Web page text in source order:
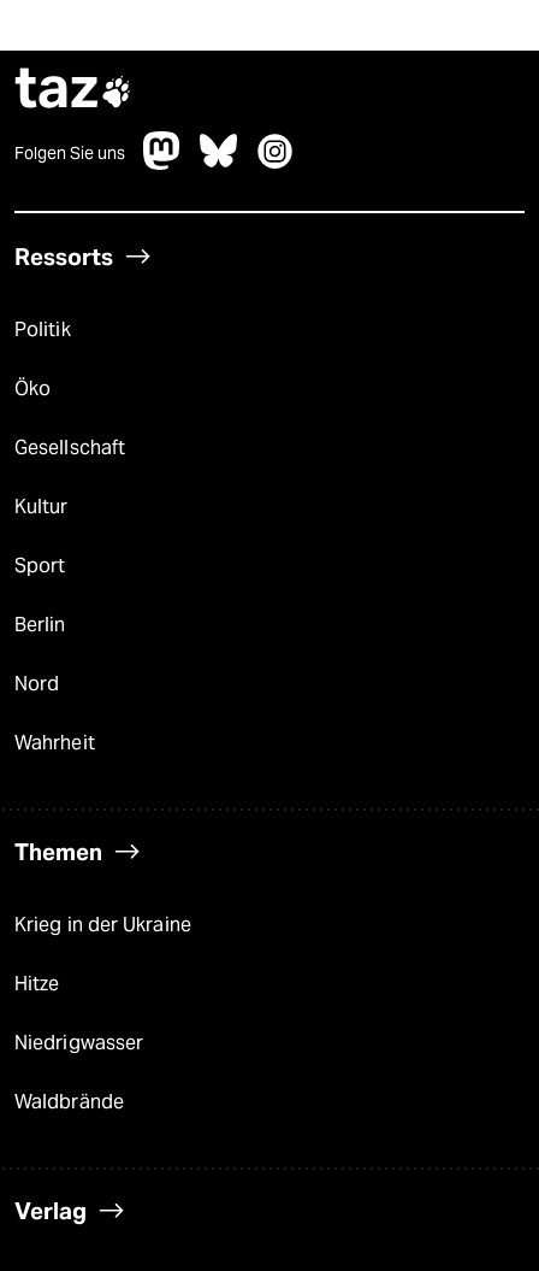
taz
Folgen Sie uns
Ressorts
Politik
Öko
Gesellschaft
Kultur
Sport
Berlin
Nord
Wahrheit
Themen
Krieg in der Ukraine
Hitze
Niedrigwasser
Waldbrände
Verlag